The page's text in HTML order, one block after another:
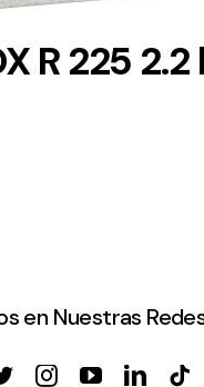
R 225
en Nuestras